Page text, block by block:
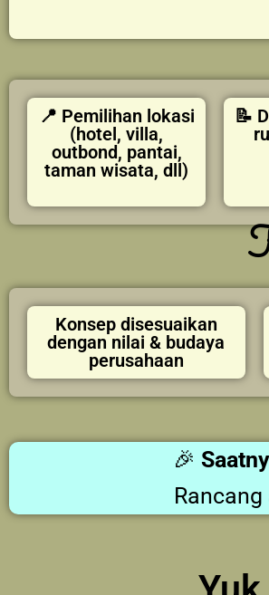
📍 Pemilihan lokasi
(hotel, villa,
outbond, pantai,
taman wisata, dll)
📝
Konsep disesuaikan
dengan nilai & budaya
perusahaan
🎉